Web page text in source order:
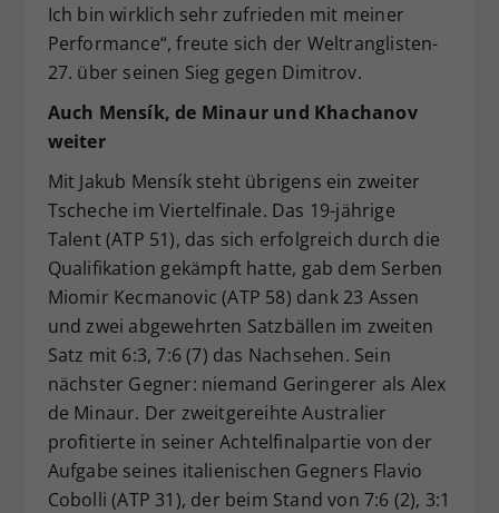
Ich bin wirklich sehr zufrieden mit meiner
Performance“, freute sich der Weltranglisten-
27. über seinen Sieg gegen Dimitrov.
Auch Mensík, de Minaur und Khachanov
weiter
Mit Jakub Mensík steht übrigens ein zweiter
Tscheche im Viertelfinale. Das 19-jährige
Talent (ATP 51), das sich erfolgreich durch die
Qualifikation gekämpft hatte, gab dem Serben
Miomir Kecmanovic (ATP 58) dank 23 Assen
und zwei abgewehrten Satzbällen im zweiten
Satz mit 6:3, 7:6 (7) das Nachsehen. Sein
nächster Gegner: niemand Geringerer als Alex
de Minaur. Der zweitgereihte Australier
profitierte in seiner Achtelfinalpartie von der
Aufgabe seines italienischen Gegners Flavio
Cobolli (ATP 31), der beim Stand von 7:6 (2), 3:1